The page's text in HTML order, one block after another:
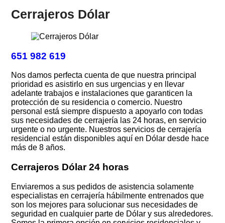
Cerrajeros Dólar
651 982 619
Nos damos perfecta cuenta de que nuestra principal
prioridad es asistirlo en sus urgencias y en llevar
adelante trabajos e instalaciones que garanticen la
protección de su residencia o comercio. Nuestro
personal está siempre dispuesto a apoyarlo con todas
sus necesidades de cerrajería las 24 horas, en servicio
urgente o no urgente. Nuestros servicios de cerrajería
residencial están disponibles aquí en Dólar desde hace
más de 8 años.
Cerrajeros Dólar 24 horas
Enviaremos a sus pedidos de asistencia solamente
especialistas en cerrajería hábilmente entrenados que
son los mejores para solucionar sus necesidades de
seguridad en cualquier parte de Dólar y sus alrededores.